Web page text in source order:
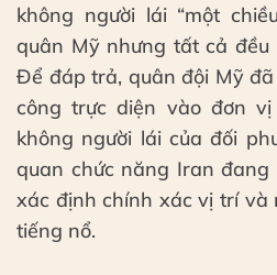
không người lái “một
quân Mỹ nhưng tất cả
Để đáp trả, quân đội Mỹ
công trực diện vào đơn
không người lái của đối
quan chức năng Iran
xác định chính xác vị trí và
tiếng nổ.